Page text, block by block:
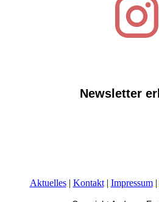
Newsletter
Aktuelles| Kontakt| Impressum|